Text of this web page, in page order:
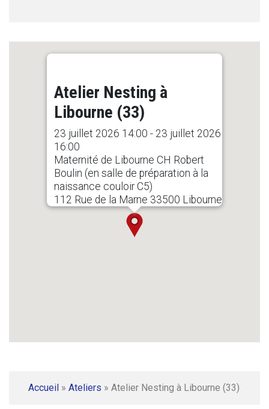
Atelier Nesting à
Libourne (33)
23 juillet 2026 14:00 - 23 juillet 2026
16:00
Maternité de Libourne CH Robert
Boulin (en salle de préparation à la
naissance couloir C5)
112 Rue de la Marne 33500 Libourne
Accueil » Ateliers » Atelier Nesting à Libourne (33)